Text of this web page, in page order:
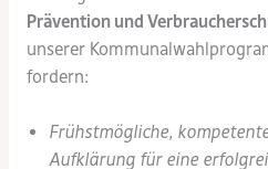
Prävention und
unserer
fordern:
Frühstmögliche,
Aufklärung für eine